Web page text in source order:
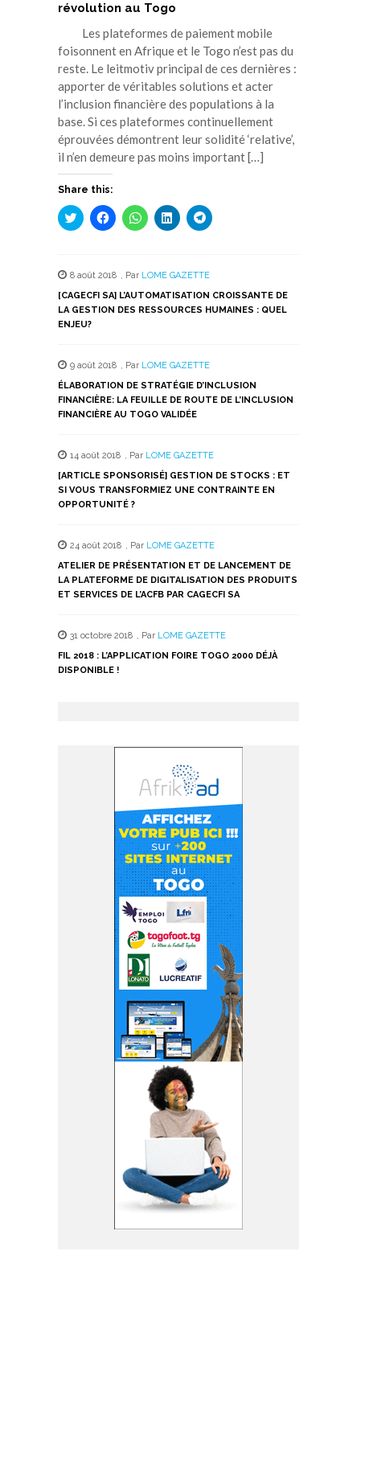
révolution au Togo
Les plateformes de paiement mobile
foisonnent en Afrique et le Togo n’est pas du
reste. Le leitmotiv principal de ces dernières :
apporter de véritables solutions et acter
l’inclusion financière des populations à la
base. Si ces plateformes continuellement
éprouvées démontrent leur solidité ‘relative’,
il n’en demeure pas moins important […]
Share this:
Cliquez
pour
une
nouvelle
fenêtre)
Cliquez
pour
une
nouvelle
fenêtre)
Cliquez
pour
une
nouvelle
fenêtre)
Cliquez
pour
une
nouvelle
fenêtre)
Cliquez
pour
une
nouvelle
fenêtre)
8 août 2018 , Par LOME GAZETTE
[CAGECFI SA] L’AUTOMATISATION CROISSANTE DE
LA GESTION DES RESSOURCES HUMAINES : QUEL
ENJEU?
9 août 2018 , Par LOME GAZETTE
ÉLABORATION DE STRATÉGIE D’INCLUSION
FINANCIÈRE: LA FEUILLE DE ROUTE DE L’INCLUSION
FINANCIÈRE AU TOGO VALIDÉE
14 août 2018 , Par LOME GAZETTE
[ARTICLE SPONSORISÉ] GESTION DE STOCKS : ET
SI VOUS TRANSFORMIEZ UNE CONTRAINTE EN
OPPORTUNITÉ ?
24 août 2018 , Par LOME GAZETTE
ATELIER DE PRÉSENTATION ET DE LANCEMENT DE
LA PLATEFORME DE DIGITALISATION DES PRODUITS
ET SERVICES DE L’ACFB PAR CAGECFI SA
31 octobre 2018 , Par LOME GAZETTE
FIL 2018 : L’APPLICATION FOIRE TOGO 2000 DÉJÀ
DISPONIBLE !